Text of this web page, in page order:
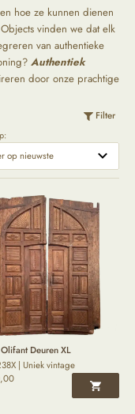
hoe ze kunnen dienen
vinden we dat elk
van authentieke
Authentiek
door onze prachtige
Filter
Deuren XL
| Uniek vintage